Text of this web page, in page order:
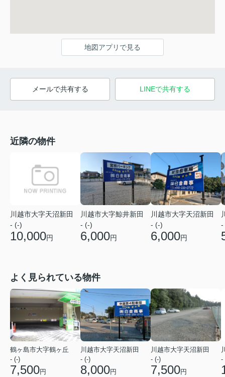
地図アプリで見る
メールで共有する LINEで共有する
近隣の物件
川越市大字天沼新田
- (-)
10,000円
川越市大字鯨井新田
- (-)
6,000円
川越市大字天沼新田
- (-)
6,000円
-
よく見られている物件
鶴ヶ島市大字鶴ヶ丘
- (-)
7,500円
川越市大字天沼新田
- (-)
8,000円
川越市大字天沼新田
- (-)
7,500円
-